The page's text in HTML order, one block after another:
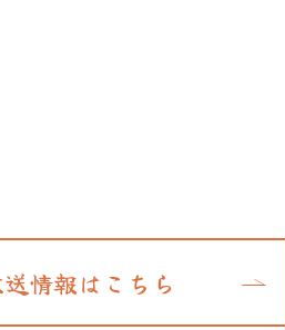
情報はこちら